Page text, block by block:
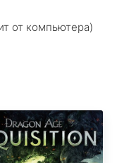
от компьютера)